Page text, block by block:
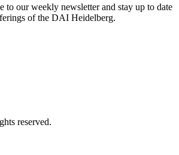
to our weekly newsletter and stay up to date
of the DAI Heidelberg.
reserved.